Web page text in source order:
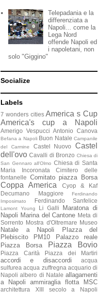
Telepadania e la
differenziata a
Napoli... come la
Lega Nord
offende Napoli ed
i napoletani, non
solo "Giggino"
Socialize
Labels
7 wonders cities America s Cup
America's cup a Napoli
Amerigo Vespucci Antonio Canova
Befana a Napoli Buon Natale Campanile
del Carmine
Castel Nuovo
Castel
dell'ovo Cavalli di Bronzo Chiesa di
San Gennaro all'Olmo Chiesa di Santa
Maria Incoronata
Cimitero delle
fontanelle
Comitato piazza Borsa
Coppa America
Cyop & Kaf
Decumano Maggiore
Ferdinando
Imposimato
Ferdinando Sanfelice
Lamont Young Li Galli
Maratona di
Napoli Marina del Cantone Meta di
Sorrento Mostra d'Oltremare Museo
Natale a Napoli
PIazza del
Plebiscito
PM10
Palazzo reale
Piazza Borsa
Piazza Bovio
Piazza Carità Piazza dei Martiri
accordi e disaccordi
acqua
sulfurea acqua zuffregna acquario di
Napoli albero di Natale allagamenti
a Napoli
ammiraglia flotta MSC
architettura XIII secolo a Napoli